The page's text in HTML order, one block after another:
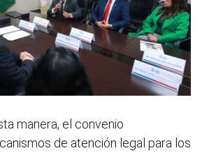
manera, el convenio
de atención legal para los